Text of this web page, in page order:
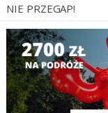
NIE PRZEGAP!